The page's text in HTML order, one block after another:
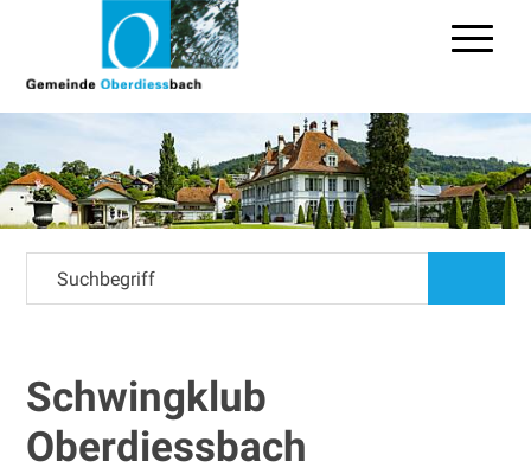
Navigieren in
Schnellnavigation
Schwingklub
Oberdiessbach